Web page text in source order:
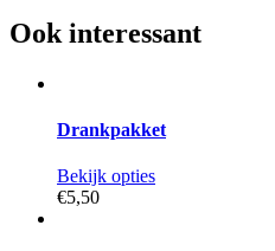
Ook interessant
Drankpakket
Bekijk opties
€5,50